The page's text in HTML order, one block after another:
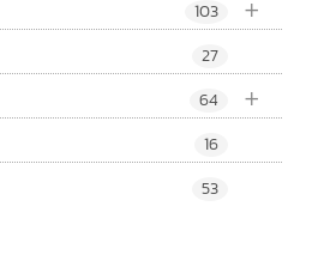
103
27
+
64
16
53